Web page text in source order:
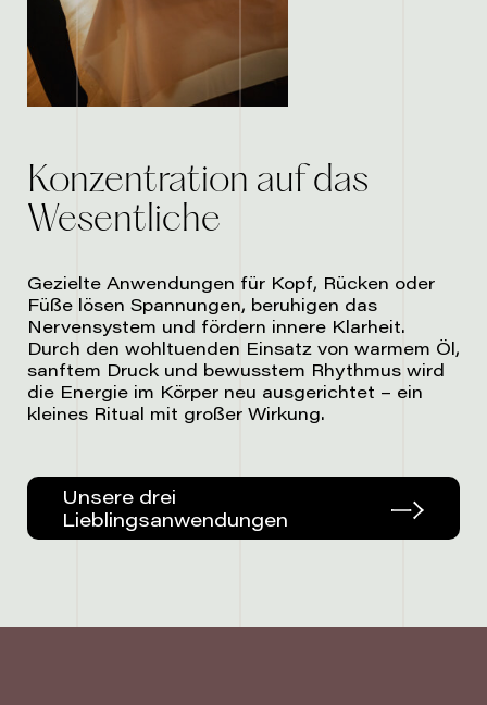
Konzentration auf das
Wesentliche
Gezielte Anwendungen für Kopf, Rücken oder
Füße lösen Spannungen, beruhigen das
Nervensystem und fördern innere Klarheit.
Durch den wohltuenden Einsatz von warmem Öl,
sanftem Druck und bewusstem Rhythmus wird
die Energie im Körper neu ausgerichtet – ein
kleines Ritual mit großer Wirkung.
Unsere drei
Lieblingsanwendungen